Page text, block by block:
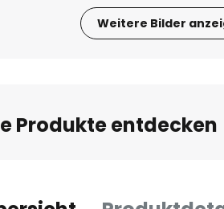
Weitere Bilder
Produkte entdecken